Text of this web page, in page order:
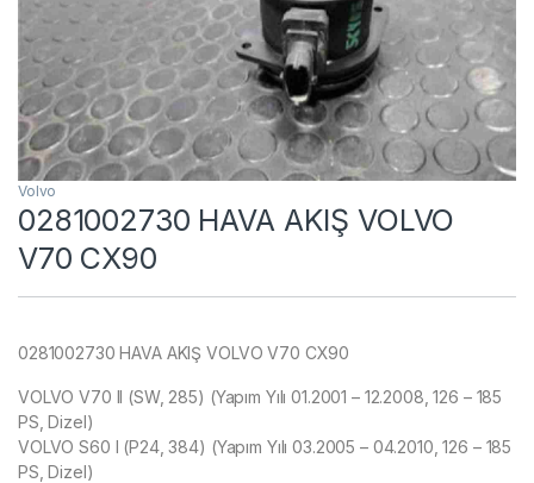
Volvo
0281002730 HAVA AKIŞ VOLVO
V70 CX90
0281002730 HAVA AKIŞ VOLVO V70 CX90
VOLVO V70 II (SW, 285) (Yapım Yılı 01.2001 – 12.2008, 126 – 185
PS, Dizel)
VOLVO S60 I (P24, 384) (Yapım Yılı 03.2005 – 04.2010, 126 – 185
PS, Dizel)